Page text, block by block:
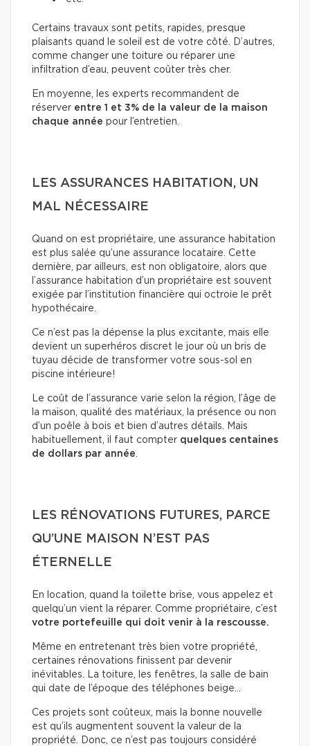
Certains travaux sont petits, rapides, presque
plaisants quand le soleil est de votre côté. D’autres,
comme changer une toiture ou réparer une
infiltration d’eau, peuvent coûter très cher.
En moyenne, les experts recommandent de
réserver entre 1 et 3% de la valeur de la maison
chaque année pour l’entretien.
LES ASSURANCES HABITATION, UN
MAL NÉCESSAIRE
Quand on est propriétaire, une assurance habitation
est plus salée qu’une assurance locataire. Cette
dernière, par ailleurs, est non obligatoire, alors que
l’assurance habitation d’un propriétaire est souvent
exigée par l’institution financière qui octroie le prêt
hypothécaire.
Ce n’est pas la dépense la plus excitante, mais elle
devient un superhéros discret le jour où un bris de
tuyau décide de transformer votre sous-sol en
piscine intérieure!
Le coût de l’assurance varie selon la région, l’âge de
la maison, qualité des matériaux, la présence ou non
d’un poêle à bois et bien d’autres détails. Mais
habituellement, il faut compter quelques centaines
de dollars par année
LES RÉNOVATIONS FUTURES, PARCE
QU’UNE MAISON N’EST PAS
ÉTERNELLE
En location, quand la toilette brise, vous appelez et
quelqu’un vient la réparer. Comme propriétaire, c’est
votre portefeuille qui doit venir à la rescousse.
Même en entretenant très bien votre propriété,
certaines rénovations finissent par devenir
inévitables. La toiture, les fenêtres, la salle de bain
qui date de l’époque des téléphones beige…
Ces projets sont coûteux, mais la bonne nouvelle
est qu’ils augmentent souvent la valeur de la
propriété. Donc, ce n’est pas toujours considéré